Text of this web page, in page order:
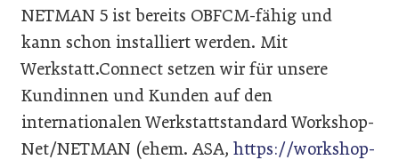
NETMAN 5 ist bereits OBFCM-fähig und
kann schon installiert werden. Mit
Werkstatt.Connect setzen wir für unsere
Kundinnen und Kunden auf den
internationalen Werkstattstandard Workshop-
Net/NETMAN (ehem. ASA, https://workshop-